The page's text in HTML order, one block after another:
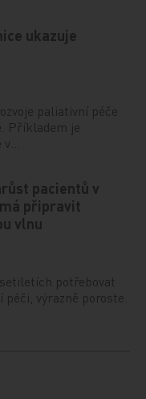
ukazuje
paliativní péče
Příkladem je
pacientů v
připravit
vlnu
potřebovat
výrazně poroste.